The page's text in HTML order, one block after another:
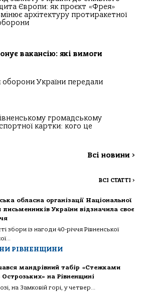
Європи: як проєкт «Фрея»
архітектуру протиракетної
вакансію: які вимоги
України передали
громадському
картки: кого це
Всі новини >
ВСІ СТАТТІ >
обласна організації Національної
письменників України відзначила своє
збори із нагоди 40-річчя Рівненської
РІВНЕНЩИНИ
мандрівний табір «Стежками
Острозьких» на Рівненщині
на Замковій горі, у четвер...